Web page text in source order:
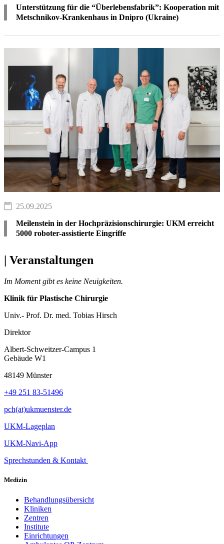
Unterstützung für die “Überlebensfabrik”: Kooperation mit
Metschnikov-Krankenhaus in Dnipro (Ukraine)
25.09.2025
Meilenstein in der Hochpräzisionschirurgie: UKM erreicht
5000 roboter-assistierte Eingriffe
| Veranstaltungen
Im Moment gibt es keine Neuigkeiten.
Klinik für Plastische Chirurgie
Univ.- Prof. Dr. med. Tobias Hirsch
Direktor
Albert-Schweitzer-Campus 1
Gebäude W1
48149 Münster
+49 251 83-51496
pch(at)ukmuenster.de
UKM-Lageplan
UKM-Navi-App
Sprechstunden & Kontakt
Medizin
Behandlungsübersicht
Kliniken
Zentren
Institute
Einrichtungen